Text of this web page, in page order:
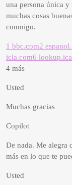
una persona única
muchas cosas
conmigo.
1 bbc.com2
icla.com6
4 más
Usted
Muchas gracias
Copilot
De nada. Me alegra
más en lo que te
Usted